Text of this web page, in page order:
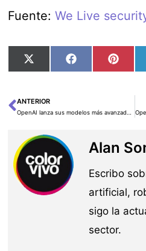
Fuente:We Live
Compartir
en
X
Compartir
en
Facebook
en
Ant
ANTERIOR
Alan
Escribo
artificial,
sigo la
sector.